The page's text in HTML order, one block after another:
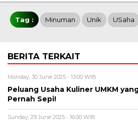
Tag : Minuman Unik USaha
BERITA TERKAIT
Monday, 30 June 2025 - 13:00 WIB
Peluang Usaha Kuliner UMKM
Pernah Sepi!
Sunday, 29 June 2025 - 16:00 WIB